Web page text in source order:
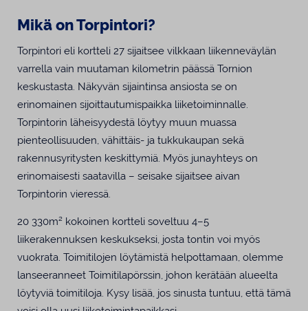
Mikä on Torpintori?
Torpintori eli kortteli 27 sijaitsee vilkkaan liikenneväylän
varrella vain muutaman kilometrin päässä Tornion
keskustasta. Näkyvän sijaintinsa ansiosta se on
erinomainen sijoittautumispaikka liiketoiminnalle.
Torpintorin läheisyydestä löytyy muun muassa
pienteollisuuden, vähittäis- ja tukkukaupan sekä
rakennusyritysten keskittymiä. Myös junayhteys on
erinomaisesti saatavilla – seisake sijaitsee aivan
Torpintorin vieressä.
20 330m² kokoinen kortteli soveltuu 4–5
liikerakennuksen keskukseksi, josta tontin voi myös
vuokrata. Toimitilojen löytämistä helpottamaan, olemme
lanseeranneet Toimitilapörssin, johon kerätään alueelta
löytyviä toimitiloja. Kysy lisää, jos sinusta tuntuu, että tämä